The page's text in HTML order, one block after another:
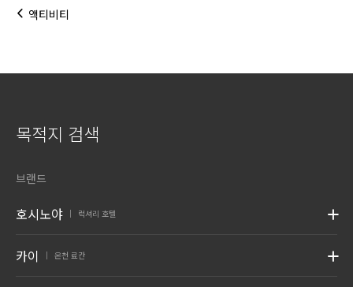
액티비티
목적지 검색
브랜드
호시노야 럭셔리 호텔
카이 온천 료칸